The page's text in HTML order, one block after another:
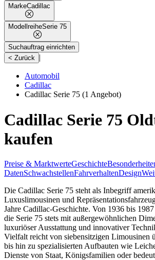
MarkeCadillac
ModellreiheSerie 75
Suchauftrag einrichten
< Zurück |
Automobil
Cadillac
Cadillac Serie 75 (1 Angebot)
Cadillac Serie 75
kaufen
Preise & MarktwerteGeschichte
DatenSchwachstellenFahrverhaltenDesign
Die Cadillac Serie 75 steht als Inbegriff
Luxuslimousinen und
Jahre Cadillac-Geschichte. Von 1936 bis
die Serie 75 stets mit außergewöhnlichen
luxuriöser Ausstattung und innovativer
Vielfalt reicht von siebensitzigen Limousinen
bis hin zu spezialisierten Aufbauten wie
Dienste von Staat, Königsfamilien oder